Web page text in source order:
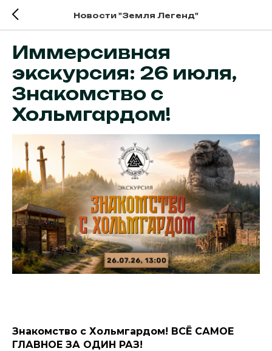
Новости "Земля Легенд"
Иммерсивная
экскурсия: 26 июля,
Знакомство с
Хольмгардом!
Знакомство с Хольмгардом! ВСЁ САМОЕ
ГЛАВНОЕ ЗА ОДИН РАЗ!